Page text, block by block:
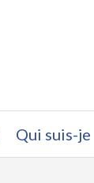
Qui suis-je